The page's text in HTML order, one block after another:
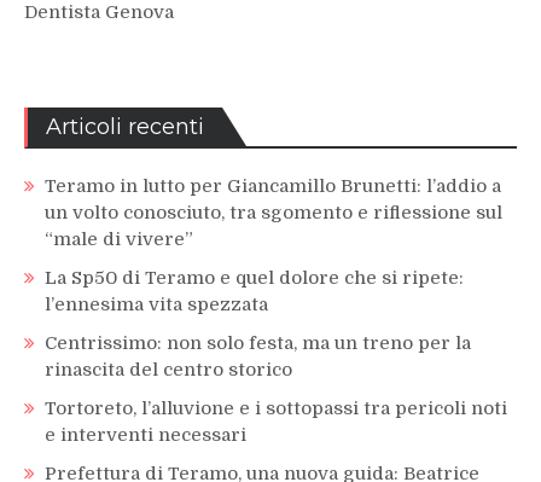
Dentista Genova
Articoli recenti
Teramo in lutto per Giancamillo Brunetti: l’addio a
un volto conosciuto, tra sgomento e riflessione sul
“male di vivere”
La Sp50 di Teramo e quel dolore che si ripete:
l’ennesima vita spezzata
Centrissimo: non solo festa, ma un treno per la
rinascita del centro storico
Tortoreto, l’alluvione e i sottopassi tra pericoli noti
e interventi necessari
Prefettura di Teramo, una nuova guida: Beatrice